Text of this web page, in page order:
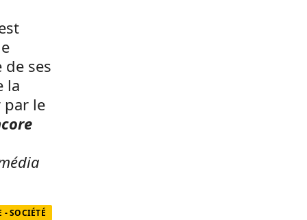
ses
la
par le
- SOCIÉTÉ